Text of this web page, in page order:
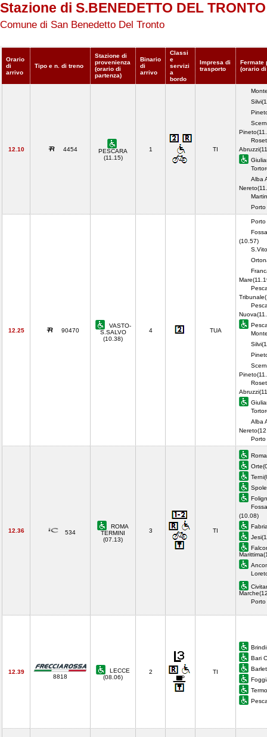
Stazione di S.BENEDETTO DEL TRONTO
Comune di San Benedetto Del Tronto
Orario
di
arrivo
Tipo e n. di treno
Stazione di
provenienza
(orario di
partenza)
Binario
di
arrivo
Classi
e
servizi
a
bordo
Impresa di
trasporto
Fermate
(orario
12.10 4454
PESCARA
(11.15)
1 TI
Alba
12.25 90470
VASTO-
S.SALVO
(10.38)
4 TUA
Porto
(10.57)
Alba
12.36 534
ROMA
TERMINI
(07.13)
3 TI
(10.08)
Porto
12.39
8818
LECCE
(08.06)
2 TI
Bari